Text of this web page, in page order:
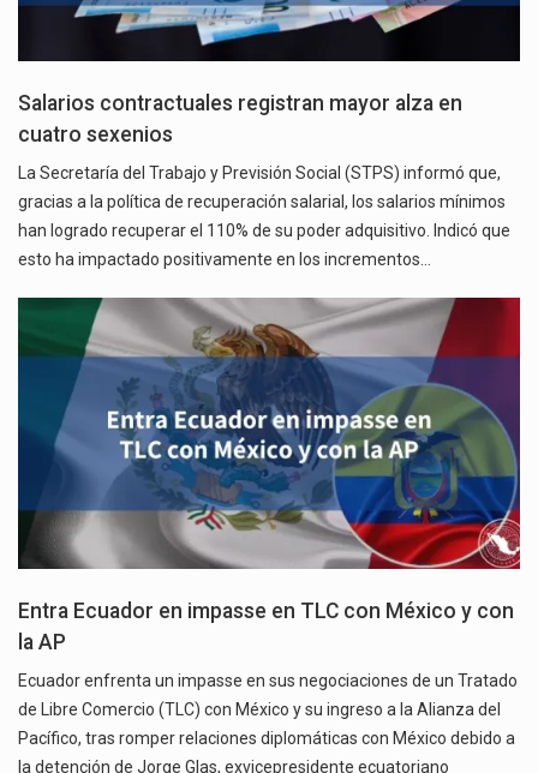
Salarios contractuales registran mayor alza en
cuatro sexenios
La Secretaría del Trabajo y Previsión Social (STPS) informó que,
gracias a la política de recuperación salarial, los salarios mínimos
han logrado recuperar el 110% de su poder adquisitivo. Indicó que
esto ha impactado positivamente en los incrementos…
Entra Ecuador en impasse en TLC con México y con
la AP
Ecuador enfrenta un impasse en sus negociaciones de un Tratado
de Libre Comercio (TLC) con México y su ingreso a la Alianza del
Pacífico, tras romper relaciones diplomáticas con México debido a
la detención de Jorge Glas, exvicepresidente ecuatoriano